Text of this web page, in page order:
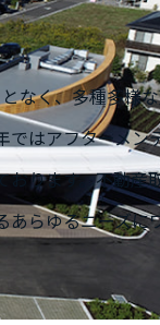
なく、多種多様
はアフターメン
おります。不動産
らゆるニーズに